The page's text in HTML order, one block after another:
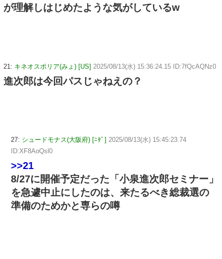
が理解しはじめたような気がしているw
21: キネオスポリア(みょ) [US] 2025/08/13(水) 15:36:24.15 ID:7fQcAQNz0
進次郎は今回パスじゃねえの？
27: シュードモナス(大阪府) [ﾆﾀﾞ] 2025/08/13(水) 15:45:23.74
ID:XF8AoQsl0
>>21
8/27に開催予定だった「小泉進次郎セミナー」
を急遽中止にしたのは、来たるべき総裁選の
準備のためかと専らの噂